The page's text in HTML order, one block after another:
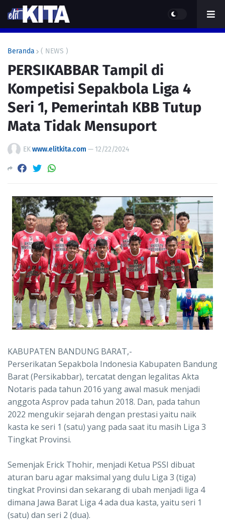
Beranda ( NEWS )
PERSIKABBAR Tampil di
Kompetisi Sepakbola Liga 4
Seri 1, Pemerintah KBB Tutup
Mata Tidak Mensuport
EKwww.elitkita.com — 12/22/2024
KABUPATEN BANDUNG BARAT,-
Perserikatan Sepakbola Indonesia Kabupaten Bandung
Barat (Persikabbar), tercatat dengan legalitas Akta
Notaris pada tahun 2016 yang awal masuk menjadi
anggota Asprov pada tahun 2018. Dan, pada tahun
2022 mengukir sejarah dengan prestasi yaitu naik
kasta ke seri 1 (satu) yang pada saat itu masih Liga 3
Tingkat Provinsi.
Semenjak Erick Thohir, menjadi Ketua PSSI dibuat
aturan baru agar maksimal yang dulu Liga 3 (tiga)
tingkat Provinsi dan sekarang di ubah menjadi liga 4
dimana Jawa Barat Liga 4 ada dua kasta, yaitu seri 1
(satu) dan seri 2 (dua).